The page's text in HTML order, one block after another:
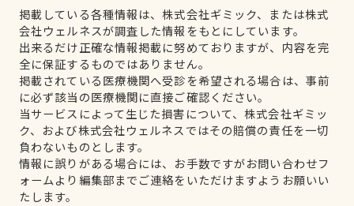
掲載している各種情報は、株式会社ギミック、または株式
会社ウェルネスが調査した情報をもとにしています。
出来るだけ正確な情報掲載に努めておりますが、内容を完
全に保証するものではありません。
掲載されている医療機関へ受診を希望される場合は、事前
に必ず該当の医療機関に直接ご確認ください。
当サービスによって生じた損害について、株式会社ギミッ
ク、および株式会社ウェルネスではその賠償の責任を一切
負わないものとします。
情報に誤りがある場合には、お手数ですがお問い合わせフ
ォームより編集部までご連絡をいただけますようお願いい
たします。